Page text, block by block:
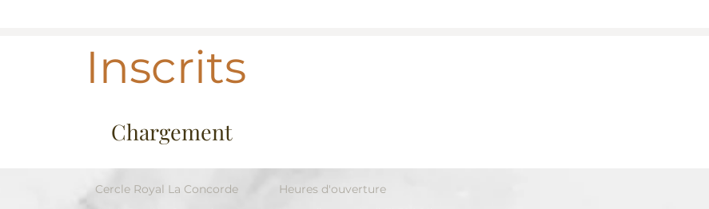
Inscrits
Chargement
Heures d'ouverture
Cercle Royal La Concorde